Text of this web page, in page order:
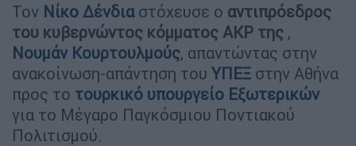
Τον Νίκο Δένδια στόχευσε ο αντιπρόεδρος
του κυβερνώντος κόμματος ΑΚΡ της ,
Νουμάν Κουρτουλμούς, απαντώντας στην
ανακοίνωση-απάντηση του ΥΠΕΞ στην Αθήνα
προς το τουρκικό υπουργείο Εξωτερικών
για το Μέγαρο Παγκόσμιου Ποντιακού
Πολιτισμού.